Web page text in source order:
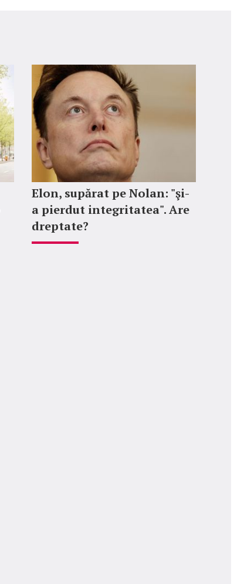
Elon, supărat pe Nolan: "şi-
a pierdut integritatea". Are
dreptate?